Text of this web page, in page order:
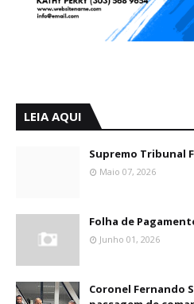
LEIA AQUI
Supremo Tribunal
Maio 07, 2026
Folha de
Junho 01, 2026
Coronel Fernando